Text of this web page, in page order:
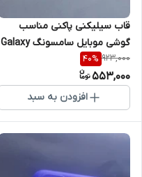
قاب سیلیکنی پاکنی مناسب
گوشی موبایل سامسونگ Galaxy
A31
923,000
40%
553,000
افزودن به سبد